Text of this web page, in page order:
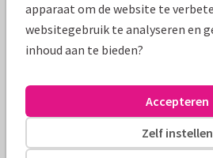
Productinformatie
Mooie klassieke condoleancekaart
waterverf achtergrond. Alle teksten
iemand te condoleren. Veel sterkte.
apparaat om de website te
websitegebruik te analyseren en
inhoud aan te bieden?
Zelf instellen
Accepteren